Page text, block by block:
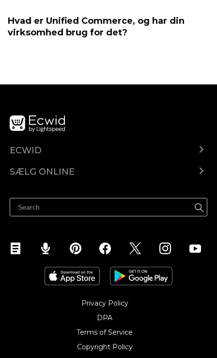
Hvad er Unified Commerce, og har din
virksomhed brug for det?
ECWID
Pris
SÆLG ONLINE
Sælg på Facebook
Sælg på Instagram
Privacy Policy
DPA
Terms of Service
Copyright Policy‎